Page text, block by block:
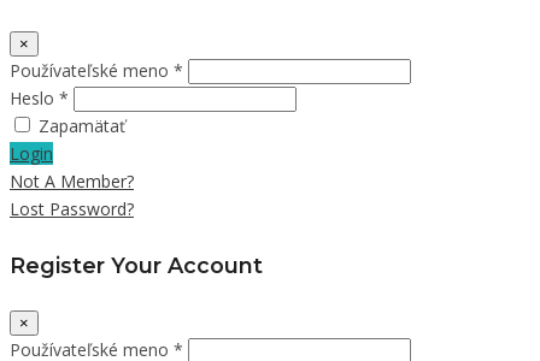
×
Používateľské meno *
Heslo *
Zapamätať
Login
Not A Member?
Lost Password?
Register Your Account
×
Používateľské meno *